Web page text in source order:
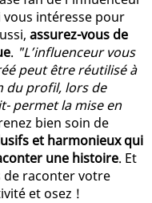
intéresse pour
assurez-vous de
. "L’influenceur vous
peut être réutilisé à
du profil, lors de
permet la mise en
bien soin de
et harmonieux qui
une histoire. Et
de raconter votre
et osez !